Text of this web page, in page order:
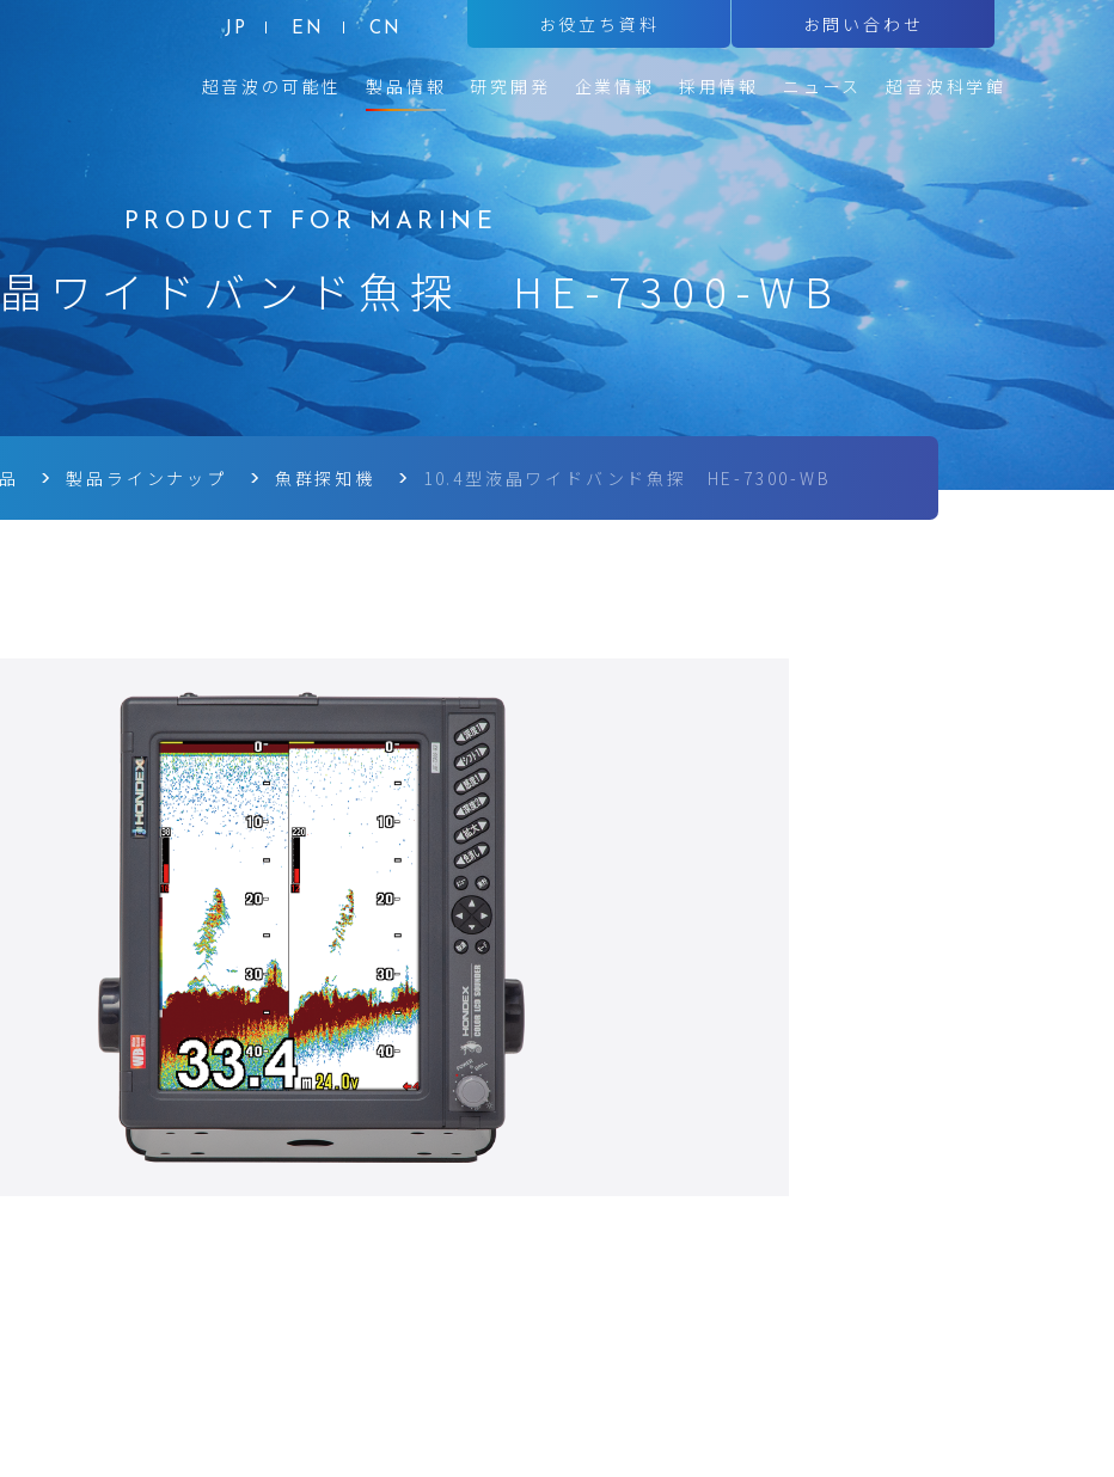
JP EN CN お役立ち資料 お問い合わせ
超音波の可能性 製品情報 研究開発 企業情報 採用情報 ニュース 超音波科学館
ワイドバンド魚探 HE-7300-WB
製品ラインナップ 魚群探知機 10.4型液晶ワイドバンド魚探 HE-7300-WB